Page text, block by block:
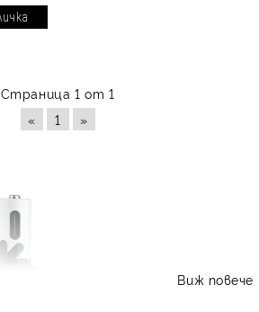
Страница 1 от 1
«
1 »
Виж повече